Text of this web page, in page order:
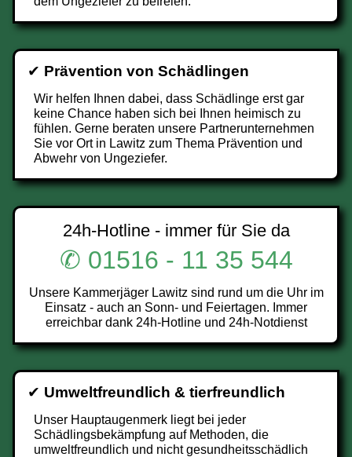
✔ Prävention von Schädlingen
Wir helfen Ihnen dabei, dass Schädlinge erst gar
keine Chance haben sich bei Ihnen heimisch zu
fühlen. Gerne beraten unsere Partnerunternehmen
Sie vor Ort in Lawitz zum Thema Prävention und
Abwehr von Ungeziefer.
24h-Hotline - immer für Sie da
✆ 01516 - 11 35 544
Unsere Kammerjäger Lawitz sind rund um die Uhr im
Einsatz - auch an Sonn- und Feiertagen. Immer
erreichbar dank 24h-Hotline und 24h-Notdienst
✔ Umweltfreundlich & tierfreundlich
Unser Hauptaugenmerk liegt bei jeder
Schädlingsbekämpfung auf Methoden, die
umweltfreundlich und nicht gesundheitsschädlich